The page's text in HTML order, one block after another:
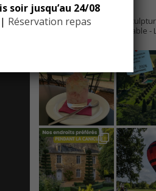
EYRIGNAC
10 hectares de
- Jardin Remarquable-
soir jusqu’au 24/08
| Réservation repas